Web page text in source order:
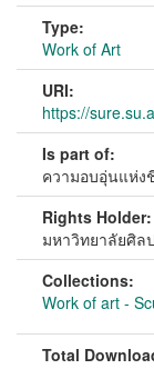
Type:
Work of Art
URI:
https://
Is part of:
ความอบอุ่นแห่ง
Rights Holder:
มหาวิทยาลัยศิล
Collections:
Work of art -
Total